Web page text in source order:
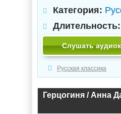
Категория:
Длительность:
Слушать
Русская классика
Герцогиня / Анна